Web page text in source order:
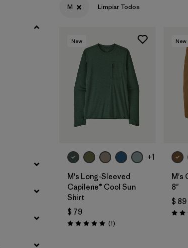
Filtrar por
Product Family
M Limpiar Todos
New
+1
M's Long-Sleeved
Capilene® Cool Sun
Shirt
$ 79
Valoración: 5.0 / 5
(1Comentarios
)
New
M's
8"
$ 89